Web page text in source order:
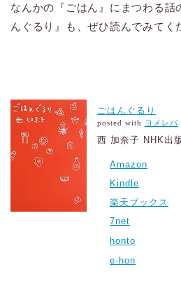
なんかの『ごはん』にまつわる話
んぐるり』も、ぜひ読んでみてく
ごはんぐるり
posted with ヨメレバ
西 加奈子 NHK出
Amazon
Kindle
楽天ブックス
7net
honto
e-hon